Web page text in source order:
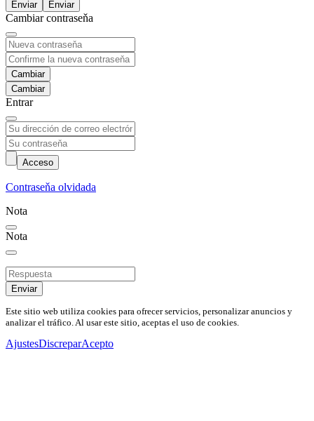
Enviar
Cambiar contraseňa
Cambiar
Entrar
Acceso
Contraseňa olvidada
Nota
Nota
Enviar
Este sitio web utiliza cookies para ofrecer servicios, personalizar anuncios y
analizar el tráfico. Al usar este sitio, aceptas el uso de cookies.
AjustesDiscreparAcepto